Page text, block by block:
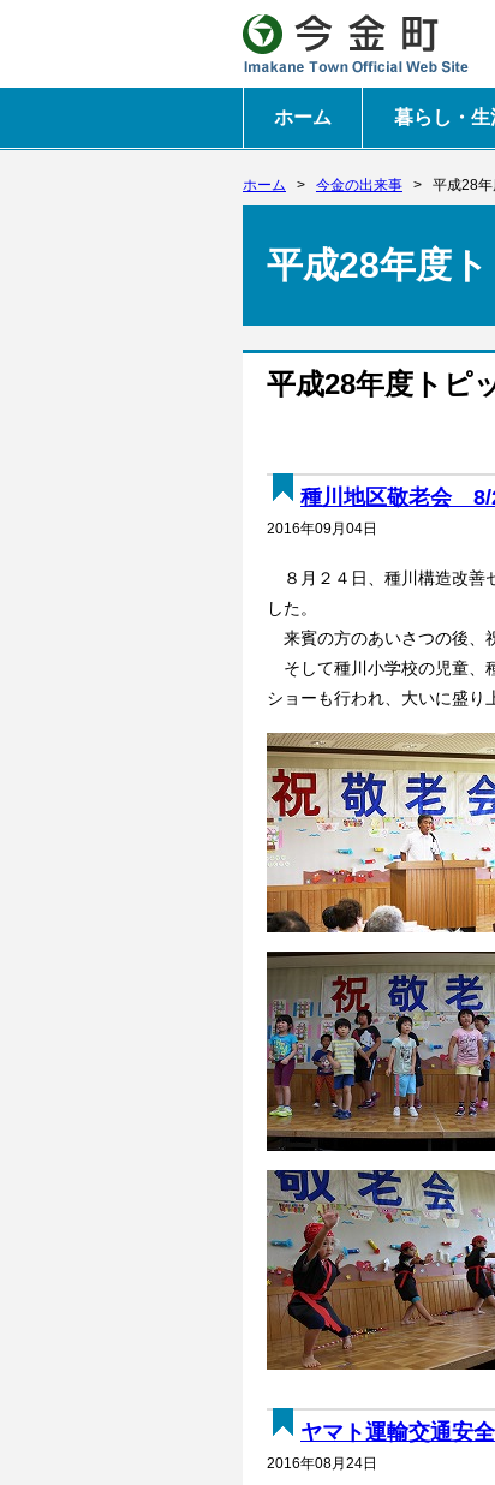
ホーム 暮らし・生
ホーム > 今金の出来事 > 平成28
平成28年度
平成28年度トピ
種川地区敬老会 8/
2016年09月04日
８月２４日、種川構造改善
した。
来賓の方のあいさつの後、
そして種川小学校の児童、
ショーも行われ、大いに盛
ヤマト運輸交通安
2016年08月24日